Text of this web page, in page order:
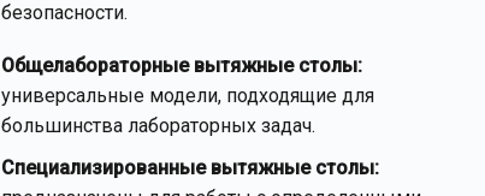
безопасности.
Общелабораторные вытяжные столы:
универсальные модели, подходящие для
большинства лабораторных задач.
Специализированные вытяжные столы: